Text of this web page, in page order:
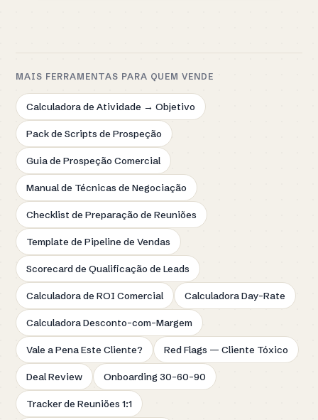
MAIS FERRAMENTAS PARA QUEM VENDE
Calculadora de Atividade → Objetivo
Pack de Scripts de Prospeção
Guia de Prospeção Comercial
Manual de Técnicas de Negociação
Checklist de Preparação de Reuniões
Template de Pipeline de Vendas
Scorecard de Qualificação de Leads
Calculadora de ROI Comercial Calculadora Day-Rate
Calculadora Desconto-com-Margem
Vale a Pena Este Cliente? Red Flags — Cliente Tóxico
Deal Review Onboarding 30-60-90
Tracker de Reuniões 1:1